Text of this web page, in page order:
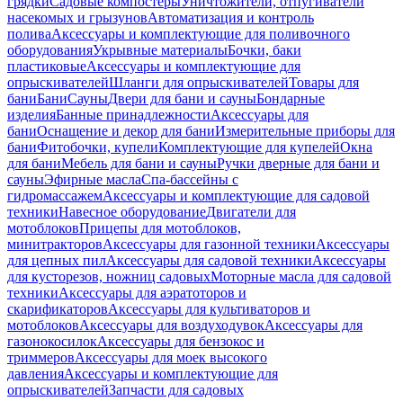
насекомых и грызуновАвтоматизация и контроль
поливаАксессуары и комплектующие для поливочного
оборудованияУкрывные материалыБочки, баки
пластиковыеАксессуары и комплектующие для
опрыскивателейШланги для опрыскивателейТовары для
баниБаниСауныДвери для бани и сауныБондарные
изделияБанные принадлежностиАксессуары для
баниОснащение и декор для баниИзмерительные приборы для
баниФитобочки, купелиКомплектующие для купелейОкна
для баниМебель для бани и сауныРучки дверные для бани и
сауныЭфирные маслаСпа-бассейны с
гидромассажемАксессуары и комплектующие для садовой
техникиНавесное оборудованиеДвигатели для
мотоблоковПрицепы для мотоблоков,
минитракторовАксессуары для газонной техникиАксессуары
для цепных пилАксессуары для садовой техникиАксессуары
для кусторезов, ножниц садовыхМоторные масла для садовой
техникиАксессуары для аэратоторов и
скарификаторовАксессуары для культиваторов и
мотоблоковАксессуары для воздуходувокАксессуары для
газонокосилокАксессуары для бензокос и
триммеровАксессуары для моек высокого
давленияАксессуары и комплектующие для
опрыскивателейЗапчасти для садовых